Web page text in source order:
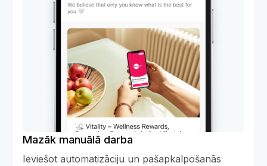
Mazāk manuālā darba
Ieviešot automatizāciju un pašapkalpošanās